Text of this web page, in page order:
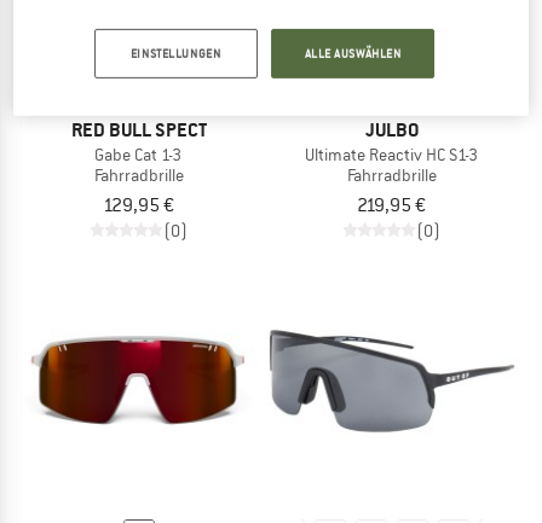
RED BULL SPECT
Gabe Cat 1-3
Fahrradbrille
129,95 €
(0)
JULBO
Ultimate Reactiv HC S1-3
Fahrradbrille
219,95 €
(0)
EINSTELLUNGEN ALLE AUSWÄHLEN